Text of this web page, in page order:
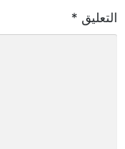
التعليق *